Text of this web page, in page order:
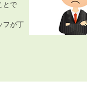
とで
フが丁